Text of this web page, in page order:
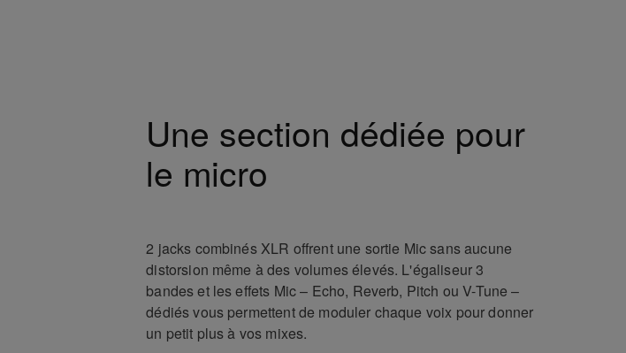
Une section dédiée pour
le micro
2 jacks combinés XLR offrent une sortie Mic sans aucune
distorsion même à des volumes élevés. L'égaliseur 3
bandes et les effets Mic – Echo, Reverb, Pitch ou V-Tune –
dédiés vous permettent de moduler chaque voix pour donner
un petit plus à vos mixes.